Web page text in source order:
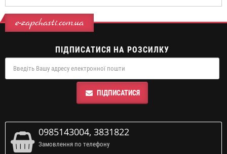
e-zapchasti.com.ua
ПІДПИСАТИСЯ НА РОЗСИЛКУ
ПІДПИСАТИСЯ
0985143004, 3831822
Замовлення по телефону